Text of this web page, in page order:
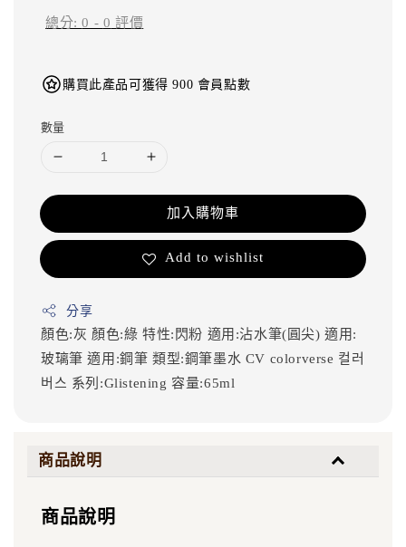
總分:0 - 0 評價
購買此產品可獲得 900 會員點數
數量
加入購物車
Add to wishlist
分享
顏色:灰 顏色:綠 特性:閃粉 適用:沾水筆(圓尖)適用:
玻璃筆適用:鋼筆類型:鋼筆墨水 CV colorverse 컬러
버스 系列:Glistening 容量:65ml
商品說明
商品說明